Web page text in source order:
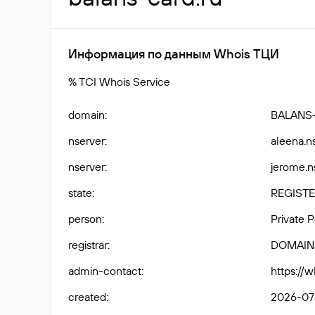
Информация по данным Whois ТЦИ
% TCI Whois Service
domain:
nserver:
nserver:
state:
person:
Private
registrar:
admin-contact:
https://
created: 2026-